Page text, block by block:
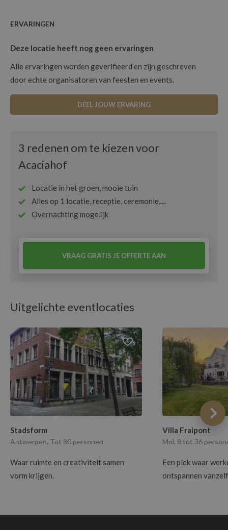
ERVARINGEN
Deze locatie heeft nog geen ervaringen
Alle ervaringen worden geverifieerd en zijn geschreven
door echte organisatoren van feesten en events.
DEEL JOUW ERVARING
3 redenen om te kiezen voor
Acaciahof
Locatie in het groen, mooie tuin
Alles op 1 locatie, receptie, ceremonie,....
Overnachting mogelijk
VRAAG GRATIS JE OFFERTE AAN
Uitgelichte eventlocaties
Stadsform
Antwerpen, Tot 80 personen
Waar ruimte en creativiteit samen
vorm krijgen.
Villa Fraipont
Mol, 8 tot 36
Een plek waar
ontspannen